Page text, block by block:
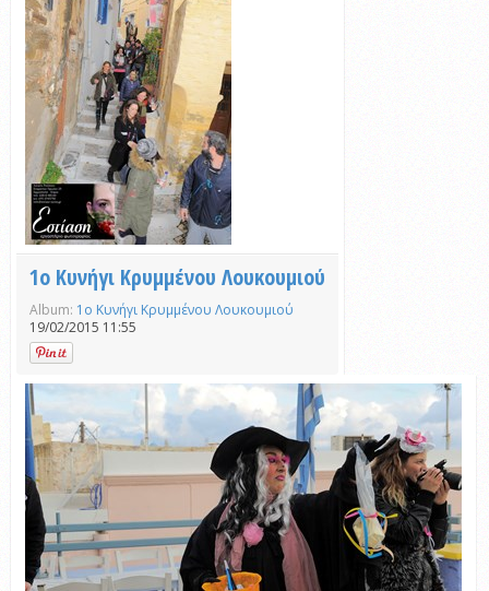
1ο Κυνήγι Κρυμμένου Λουκουμιού
Album: 1ο Κυνήγι Κρυμμένου Λουκουμιού
19/02/2015 11:55